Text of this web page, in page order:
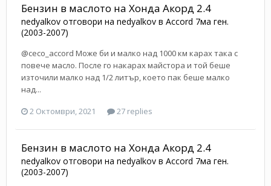
Бензин в маслото на Хонда Акорд 2.4
nedyalkov отговори на nedyalkov в Accord 7ма ген.
(2003-2007)
@ceco_accord Може би и малко над 1000 км карах така с
повече масло. После го накарах майстора и той беше
източили малко над 1/2 литър, което пак беше малко
над...
2 Октомври, 2021
27 replies
Бензин в маслото на Хонда Акорд 2.4
nedyalkov отговори на nedyalkov в Accord 7ма ген.
(2003-2007)